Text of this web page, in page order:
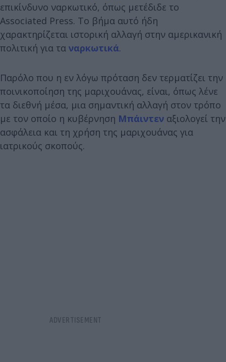
επικίνδυνο ναρκωτικό, όπως μετέδιδε το
Associated Press. Το βήμα αυτό ήδη
χαρακτηρίζεται ιστορική αλλαγή στην αμερικανική
πολιτική για τα ναρκωτικά.
Παρόλο που η εν λόγω πρόταση δεν τερματίζει την
ποινικοποίηση της μαριχουάνας, είναι, όπως λένε
τα διεθνή μέσα, μια σημαντική αλλαγή στον τρόπο
με τον οποίο η κυβέρνηση Μπάιντεν αξιολογεί την
ασφάλεια και τη χρήση της μαριχουάνας για
ιατρικούς σκοπούς.